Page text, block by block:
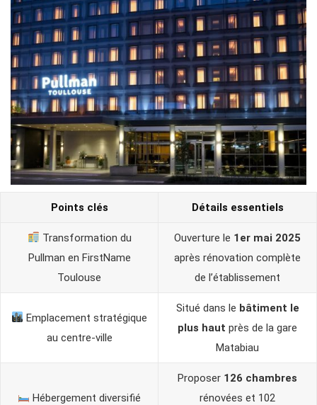
Points clés Détails essentiels
Transformation du
Pullman en FirstName
Toulouse
Ouverture le 1er mai 2025
après rénovation complète
de l’établissement
Emplacement stratégique
au centre-ville
Situé dans le bâtiment le
plus haut près de la gare
Matabiau
Hébergement diversifié
Proposer 126 chambres
rénovées et 102